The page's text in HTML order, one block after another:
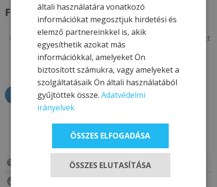
Fizetési feltételek
Az utalvány teljes összegét kérjük a vásárlástól számított
5 munkanapon belül elutalni számlaszámunkra.
MEGVESZEM
HASZNOS LINKEK
AKCIÓS AJÁNLATOK
általi használatára vonatkozó
információkat megosztjuk hirdetési és
elemző partnereinkkel is, akik
egyesíthetik azokat más
információkkal, amelyeket Ön
biztosított számukra, vagy amelyeket a
szolgáltatásaik Ön általi használatából
gyűjtöttek össze.Adatvédelmi
irányelvek
ÖSSZES ELFOGADÁSA
ÖSSZES ELUTASÍTÁSA